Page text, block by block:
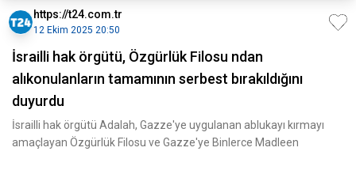
https://t24.com.tr
12 Ekim 2025 20:50
İsrailli hak örgütü, Özgürlük Filosu ndan
alıkonulanların tamamının serbest bırakıldığını
duyurdu
İsrailli hak örgütü Adalah, Gazze'ye uygulanan ablukayı kırmayı
amaçlayan Özgürlük Filosu ve Gazze'ye Binlerce Madleen